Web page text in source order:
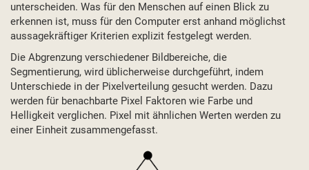
unterscheiden. Was für den Menschen auf einen Blick zu
erkennen ist, muss für den Computer erst anhand möglichst
aussagekräftiger Kriterien explizit festgelegt werden.
Die Abgrenzung verschiedener Bildbereiche, die
Segmentierung, wird üblicherweise durchgeführt, indem
Unterschiede in der Pixelverteilung gesucht werden. Dazu
werden für benachbarte Pixel Faktoren wie Farbe und
Helligkeit verglichen. Pixel mit ähnlichen Werten werden zu
einer Einheit zusammengefasst.